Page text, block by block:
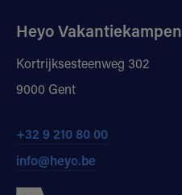
Heyo Vakantiekampen
Kortrijksesteenweg 302
9000 Gent
+32 9 210 80 00
info@heyo.be